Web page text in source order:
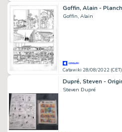
Goffin, Alain
Catawiki 28/08/2022 (CET)
Steven Dupré